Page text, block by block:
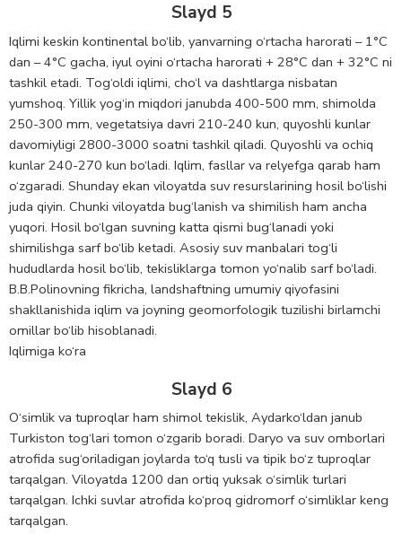
Slayd 5
Iqlimi keskin kontinental bo‘lib, yanvarning o‘rtacha harorati – 1°C
dan – 4°C gacha, iyul oyini o‘rtacha harorati + 28°C dan + 32°C ni
tashkil etadi. Tog‘oldi iqlimi, cho‘l va dashtlarga nisbatan
yumshoq. Yillik yog‘in miqdori janubda 400-500 mm, shimolda
250-300 mm, vegetatsiya davri 210-240 kun, quyoshli kunlar
davomiyligi 2800-3000 soatni tashkil qiladi. Quyoshli va ochiq
kunlar 240-270 kun bo‘ladi. Iqlim, fasllar va relyefga qarab ham
o‘zgaradi. Shunday ekan viloyatda suv resurslarining hosil bo‘lishi
juda qiyin. Chunki viloyatda bug‘lanish va shimilish ham ancha
yuqori. Hosil bo‘lgan suvning katta qismi bug‘lanadi yoki
shimilishga sarf bo‘lib ketadi. Asosiy suv manbalari tog‘li
hududlarda hosil bo‘lib, tekisliklarga tomon yo‘nalib sarf bo‘ladi.
B.B.Polinovning fikricha, landshaftning umumiy qiyofasini
shakllanishida iqlim va joyning geomorfologik tuzilishi birlamchi
omillar bo‘lib hisoblanadi.
Iqlimiga ko‘ra
Slayd 6
O‘simlik va tuproqlar ham shimol tekislik, Aydarko‘ldan janub
Turkiston tog‘lari tomon o‘zgarib boradi. Daryo va suv omborlari
atrofida sug‘oriladigan joylarda to‘q tusli va tipik bo‘z tuproqlar
tarqalgan. Viloyatda 1200 dan ortiq yuksak o‘simlik turlari
tarqalgan. Ichki suvlar atrofida ko‘proq gidromorf o‘simliklar keng
tarqalgan.